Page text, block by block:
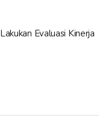
Evaluasi Kinerja